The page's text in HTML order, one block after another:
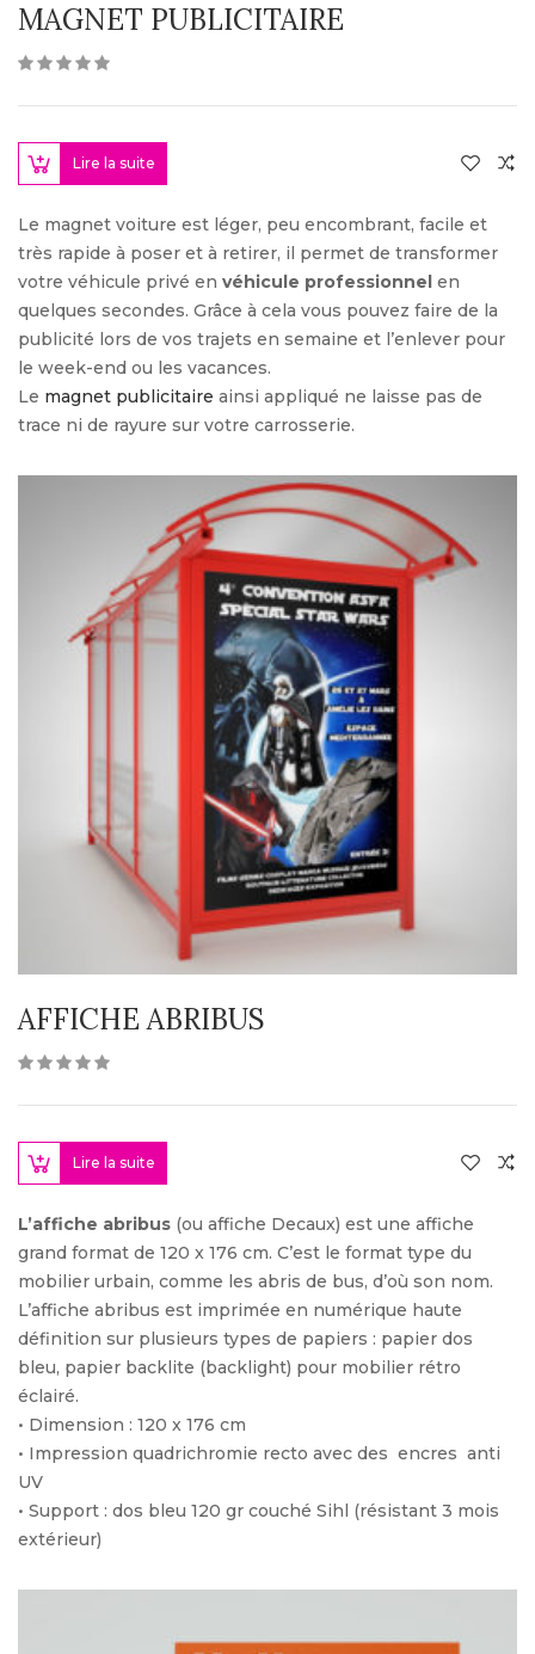
MAGNET PUBLICITAIRE
Lire la suite
Le magnet voiture est léger, peu encombrant, facile et
très rapide à poser et à retirer, il permet de transformer
votre véhicule privé en véhicule professionnel en
quelques secondes. Grâce à cela vous pouvez faire de la
publicité lors de vos trajets en semaine et l’enlever pour
le week-end ou les vacances.
Le magnet publicitaire ainsi appliqué ne laisse pas de
trace ni de rayure sur votre carrosserie.
AFFICHE ABRIBUS
Lire la suite
L’affiche abribus (ou affiche Decaux) est une affiche
grand format de 120 x 176 cm. C’est le format type du
mobilier urbain, comme les abris de bus, d’où son nom.
L’affiche abribus est imprimée en numérique haute
définition sur plusieurs types de papiers : papier dos
bleu, papier backlite (backlight) pour mobilier rétro
éclairé.
• Dimension : 120 x 176 cm
• Impression quadrichromie recto avec des encres anti
UV
• Support : dos bleu 120 gr couché Sihl (résistant 3 mois
extérieur)